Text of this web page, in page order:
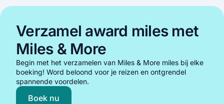
Verzamel award miles met
Miles & More
Begin met het verzamelen van Miles & More miles bij elke
boeking! Word beloond voor je reizen en ontgrendel
spannende voordelen.
Boek nu